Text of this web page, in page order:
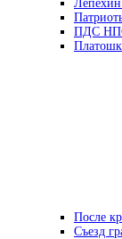
ПДС
После
Съезд